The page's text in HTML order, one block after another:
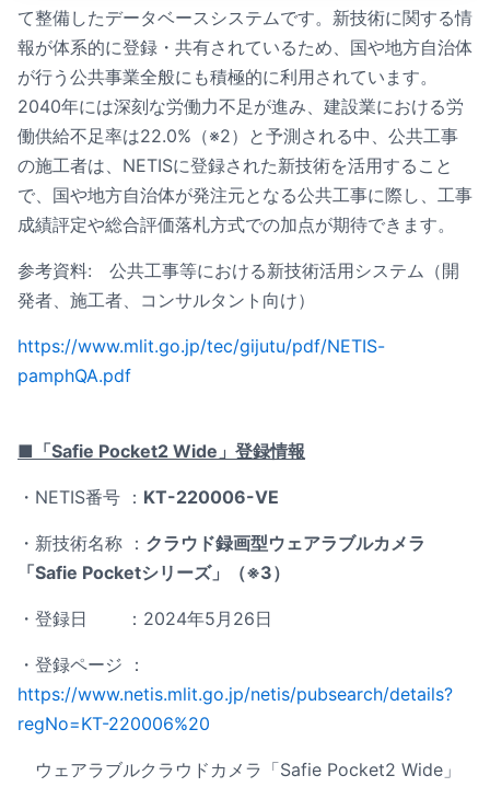
て整備したデータベースシステムです。新技術に関する情
報が体系的に登録・共有されているため、国や地方自治体
が行う公共事業全般にも積極的に利用されています。
2040年には深刻な労働力不足が進み、建設業における労
働供給不足率は22.0%（※2）と予測される中、公共工事
の施工者は、NETISに登録された新技術を活用すること
で、国や地方自治体が発注元となる公共工事に際し、工事
成績評定や総合評価落札方式での加点が期待できます。
参考資料: 公共工事等における新技術活用システム（開
発者、施工者、コンサルタント向け）
https://www.mlit.go.jp/tec/gijutu/pdf/NETIS-
pamphQA.pdf
■「Safie Pocket2 Wide」登録情報
・NETIS番号 ： KT-220006-VE
・新技術名称 ： クラウド録画型ウェアラブルカメラ
「Safie Pocketシリーズ」（※3）
・登録日 ：2024年5月26日
・登録ページ ：
https://www.netis.mlit.go.jp/netis/pubsearch/details?
regNo=KT-220006%20
ウェアラブルクラウドカメラ「Safie Pocket2 Wide」